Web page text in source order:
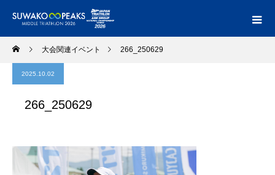
大会関連イベント 266_250629
2025.10.02
266_250629